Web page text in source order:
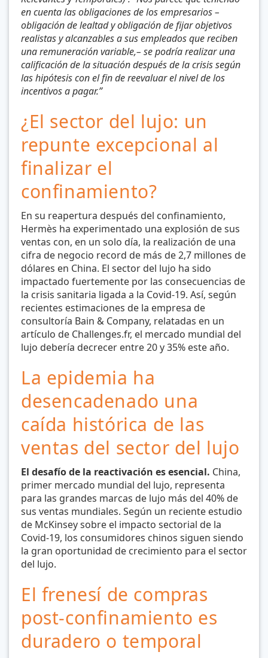
en cuenta las obligaciones de los empresarios –
obligación de lealtad y obligación de fijar objetivos
realistas y alcanzables a sus empleados que reciben
una remuneración variable,– se podría realizar una
calificación de la situación después de la crisis según
las hipótesis con el fin de reevaluar el nivel de los
incentivos a pagar.”
¿El sector del lujo: un
repunte excepcional al
finalizar el
confinamiento?
En su reapertura después del confinamiento,
Hermès ha experimentado una explosión de sus
ventas con, en un solo día, la realización de una
cifra de negocio record de más de 2,7 millones de
dólares en China. El sector del lujo ha sido
impactado fuertemente por las consecuencias de
la crisis sanitaria ligada a la Covid-19. Así, según
recientes estimaciones de la empresa de
consultoría Bain & Company, relatadas en un
artículo de Challenges.fr, el mercado mundial del
lujo debería decrecer entre 20 y 35% este año.
La epidemia ha
desencadenado una
caída histórica de las
ventas del sector del lujo
El desafío de la reactivación es esencial. China,
primer mercado mundial del lujo, representa
para las grandes marcas de lujo más del 40% de
sus ventas mundiales. Según un reciente estudio
de McKinsey sobre el impacto sectorial de la
Covid-19, los consumidores chinos siguen siendo
la gran oportunidad de crecimiento para el sector
del lujo.
El frenesí de compras
post-confinamiento es
duradero o temporal